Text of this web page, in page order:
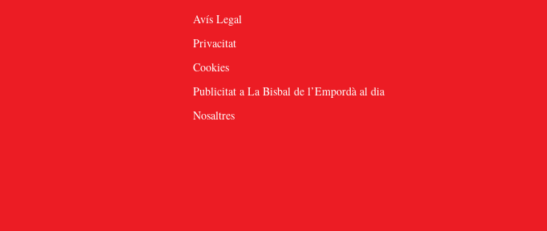
Avís Legal
Privacitat
Cookies
Publicitat a La Bisbal de l’Empordà al dia
Nosaltres